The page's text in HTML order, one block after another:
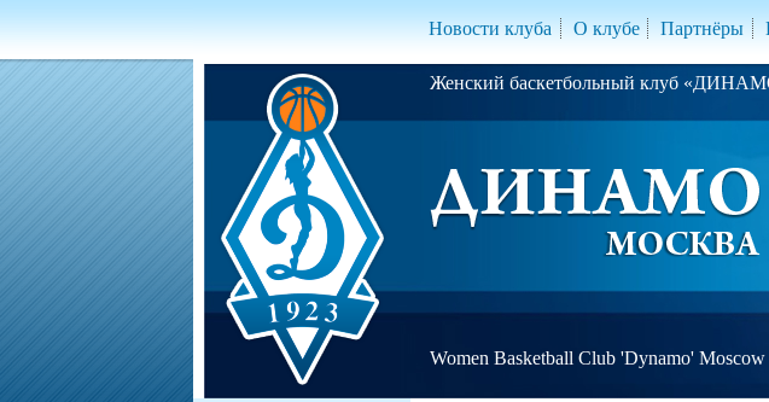
Новости клуба О клубе Партнёры
Женский баскетбольный клуб
Women Basketball Club 'Dynamo' Moscow